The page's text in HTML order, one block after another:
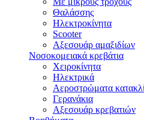
Θαλάσσης
Ηλεκτροκίνητα
Scooter
Αξεσουάρ αμαξιδίων
Νοσοκομειακά κρεβάτια
Χειροκίνητα
Ηλεκτρικά
Αεροστρώματα
Γερανάκια
Αξεσουάρ κρεβατιών